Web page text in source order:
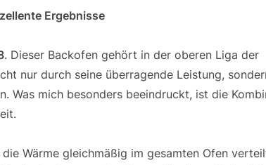
Ergebnisse
. Dieser Backofen gehört in der oberen Liga der
nur durch seine überragende Leistung,
Was mich besonders beeindruckt, ist die
Wärme gleichmäßig im gesamten Ofen